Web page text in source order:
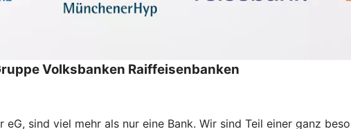
Volksbanken Raiffeisenbanken
sind viel mehr als nur eine Bank. Wir sind Teil einer ganz